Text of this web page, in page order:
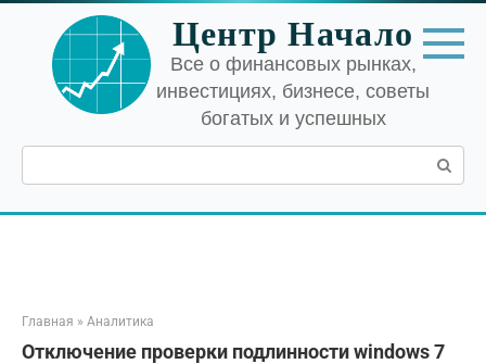
Перейти
контенту
Центр Начало
Все о финансовых рынках,
инвестициях, бизнесе, советы
богатых и успешных
Поиск:
Главная » Аналитика
Отключение проверки подлинности windows 7